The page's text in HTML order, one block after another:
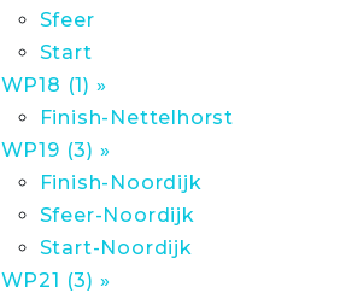
Sfeer
Start
WP18 (1) »
Finish-Nettelhorst
WP19 (3) »
Finish-Noordijk
Sfeer-Noordijk
Start-Noordijk
WP21 (3) »